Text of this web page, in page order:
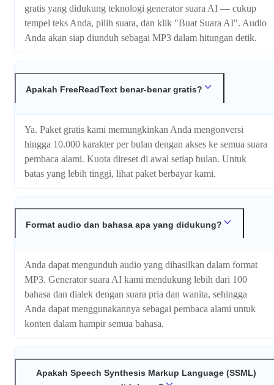
gratis yang didukung teknologi generator suara AI — cukup
tempel teks Anda, pilih suara, dan klik "Buat Suara AI". Audio
Anda akan siap diunduh sebagai MP3 dalam hitungan detik.
Apakah FreeReadText benar-benar gratis?
Ya. Paket gratis kami memungkinkan Anda mengonversi
hingga 10.000 karakter per bulan dengan akses ke semua suara
pembaca alami. Kuota direset di awal setiap bulan. Untuk
batas yang lebih tinggi, lihat paket berbayar kami.
Format audio dan bahasa apa yang didukung?
Anda dapat mengunduh audio yang dihasilkan dalam format
MP3. Generator suara AI kami mendukung lebih dari 100
bahasa dan dialek dengan suara pria dan wanita, sehingga
Anda dapat menggunakannya sebagai pembaca alami untuk
konten dalam hampir semua bahasa.
Apakah Speech Synthesis Markup Language (SSML)